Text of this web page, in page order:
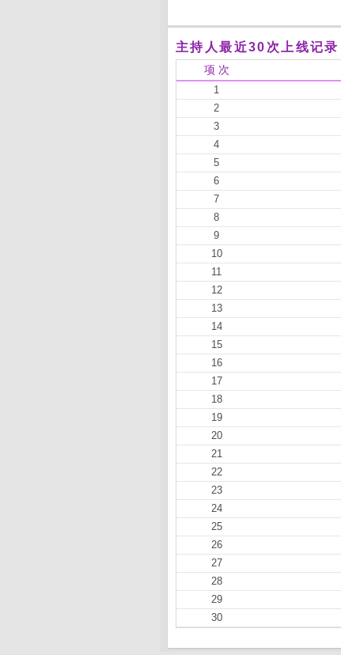
主持人最近30次上线记录
项 次
1
2
3
4
5
6
7
8
9
10
11
12
13
14
15
16
17
18
19
20
21
22
23
24
25
26
27
28
29
30